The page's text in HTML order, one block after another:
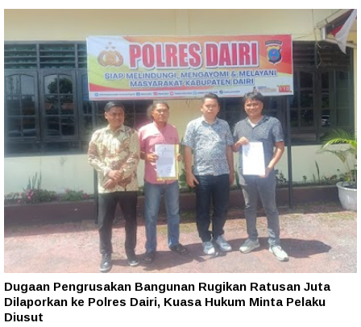
Dugaan Pengrusakan Bangunan Rugikan Ratusan Juta
Dilaporkan ke Polres Dairi, Kuasa Hukum Minta Pelaku
Diusut